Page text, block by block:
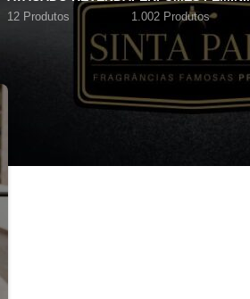
12 Produtos 1.002 Produtos